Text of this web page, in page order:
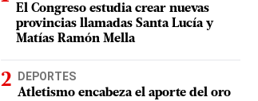
El Congreso estudia crear nuevas
provincias llamadas Santa Lucía y
Matías Ramón Mella
DEPORTES
Atletismo encabeza el aporte del oro